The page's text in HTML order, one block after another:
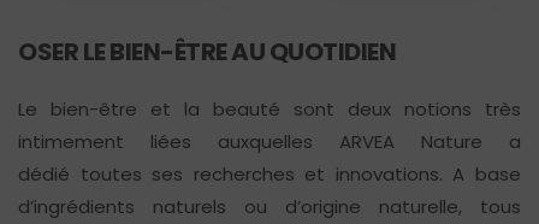
OSER LE BIEN-ÊTRE AU QUOTIDIEN
Le bien-être et la beauté sont deux notions très
intimement liées auxquelles ARVEA Nature a
dédié toutes ses recherches et innovations. A base
d’ingrédients naturels ou d’origine naturelle, tous